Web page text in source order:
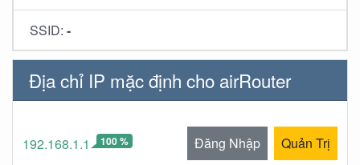
SSID: -
Địa chỉ IP mặc định cho airRouter
192.168.1.1 100 % Đăng Nhập Quản Trị